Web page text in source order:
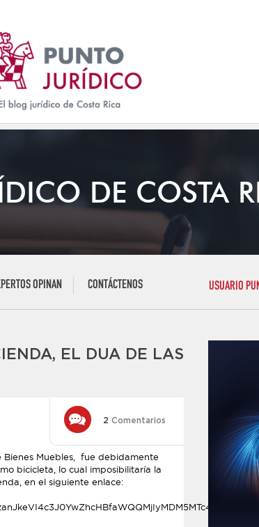
DE COSTA
OPINAN CONTÁCTENOS USUARIO
EL DUA DE LAS
2 Comentarios
Muebles, fue debidamente
bicicleta, lo cual imposibilitaría la
en el siguiente enlace: